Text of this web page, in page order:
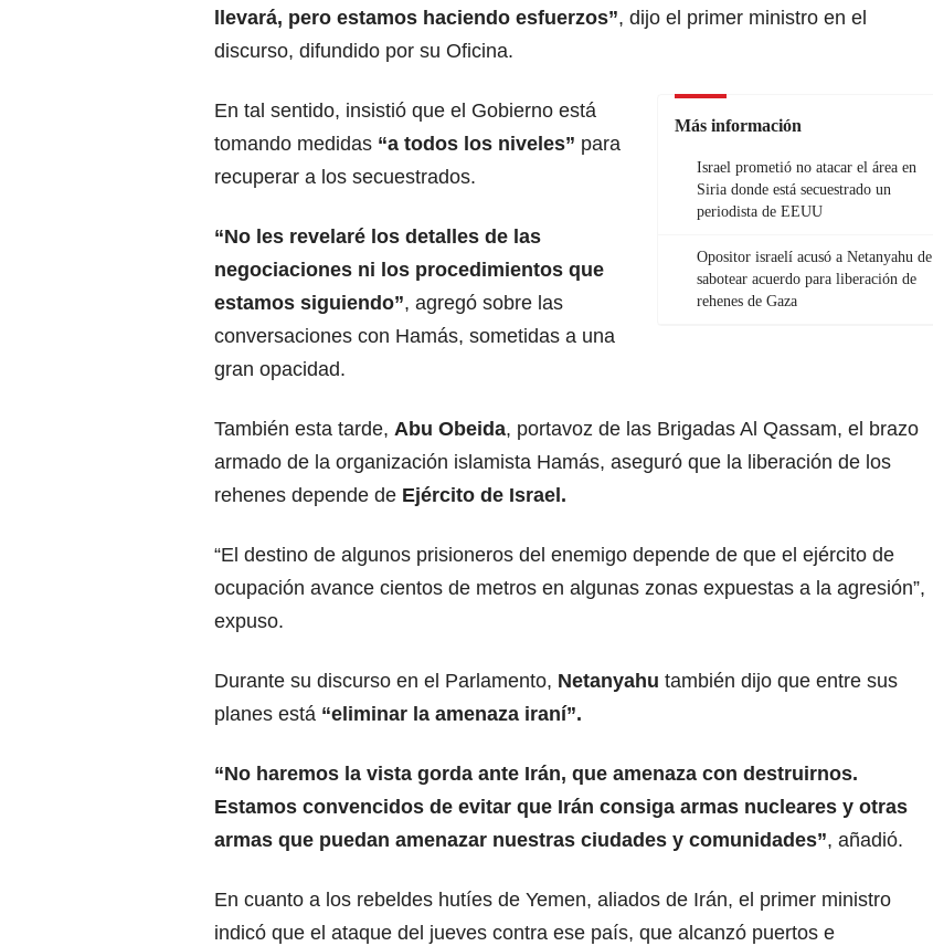
llevará, pero estamos haciendo esfuerzos”, dijo el primer ministro en el
discurso, difundido por su Oficina.
Más información
Israel prometió no atacar el área en
Siria donde está secuestrado un
periodista de EEUU
Opositor israelí acusó a Netanyahu de
sabotear acuerdo para liberación de
rehenes de Gaza
En tal sentido, insistió que el Gobierno está
tomando medidas “a todos los niveles” para
recuperar a los secuestrados.
“No les revelaré los detalles de las
negociaciones ni los procedimientos que
estamos siguiendo”, agregó sobre las
conversaciones con Hamás, sometidas a una
gran opacidad.
También esta tarde, Abu Obeida, portavoz de las Brigadas Al Qassam, el brazo
armado de la organización islamista Hamás, aseguró que la liberación de los
rehenes depende de Ejército de Israel.
“El destino de algunos prisioneros del enemigo depende de que el ejército de
ocupación avance cientos de metros en algunas zonas expuestas a la agresión”,
expuso.
Durante su discurso en el Parlamento, Netanyahu también dijo que entre sus
planes está “eliminar la amenaza iraní”.
“No haremos la vista gorda ante Irán, que amenaza con destruirnos.
Estamos convencidos de evitar que Irán consiga armas nucleares y otras
armas que puedan amenazar nuestras ciudades y comunidades”, añadió.
En cuanto a los rebeldes hutíes de Yemen, aliados de Irán, el primer ministro
indicó que el ataque del jueves contra ese país, que alcanzó puertos e